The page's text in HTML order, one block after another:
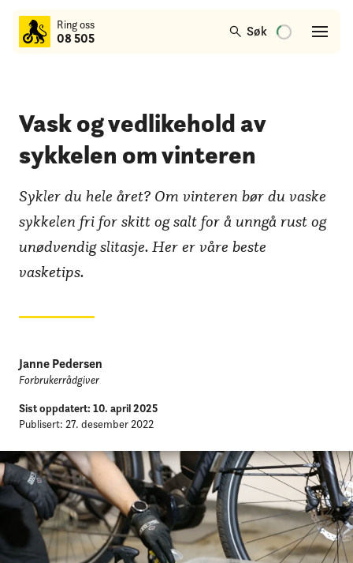
Ring oss
08 505 Søk
hovedinnhold
Vask og vedlikehold av
sykkelen om vinteren
Sykler du hele året? Om vinteren bør du vaske
sykkelen fri for skitt og salt for å unngå rust og
unødvendig slitasje. Her er våre beste
vasketips.
Janne Pedersen
Forbrukerrådgiver
Sist oppdatert: 10. april 2025
Publisert: 27. desember 2022